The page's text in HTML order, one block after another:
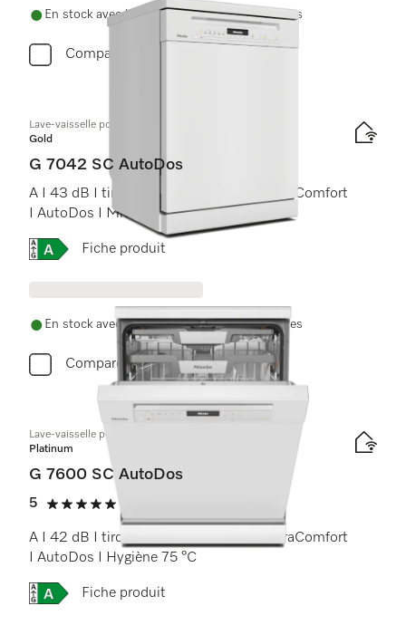
En stock avec livraison et installation gratuites
Comparer
Lave-vaisselle posable
Gold
G 7042 SC AutoDos
A I 43 dB I tiroir à couverts I paniers ExtraComfort
I AutoDos I Miele@home
Online Label Flag, Etiquette énergétique
Fiche produit
En stock avec livraison et installation gratuites
Comparer
Lave-vaisselle posable
Platinum
G 7600 SC AutoDos
5
5 étoiles sur 5
A I 42 dB I tiroir à couverts I paniers ExtraComfort
I AutoDos I Hygiène 75 °C
Online Label Flag, Etiquette énergétique
Fiche produit